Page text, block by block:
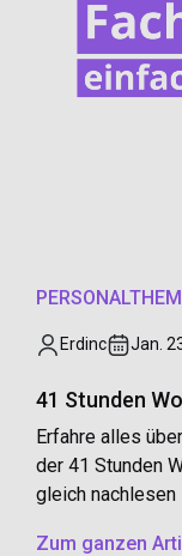
Erdinc Jan.
41 Stunden
Erfahre alles
der 41 Stunden
gleich nachlesen
Zum ganzen